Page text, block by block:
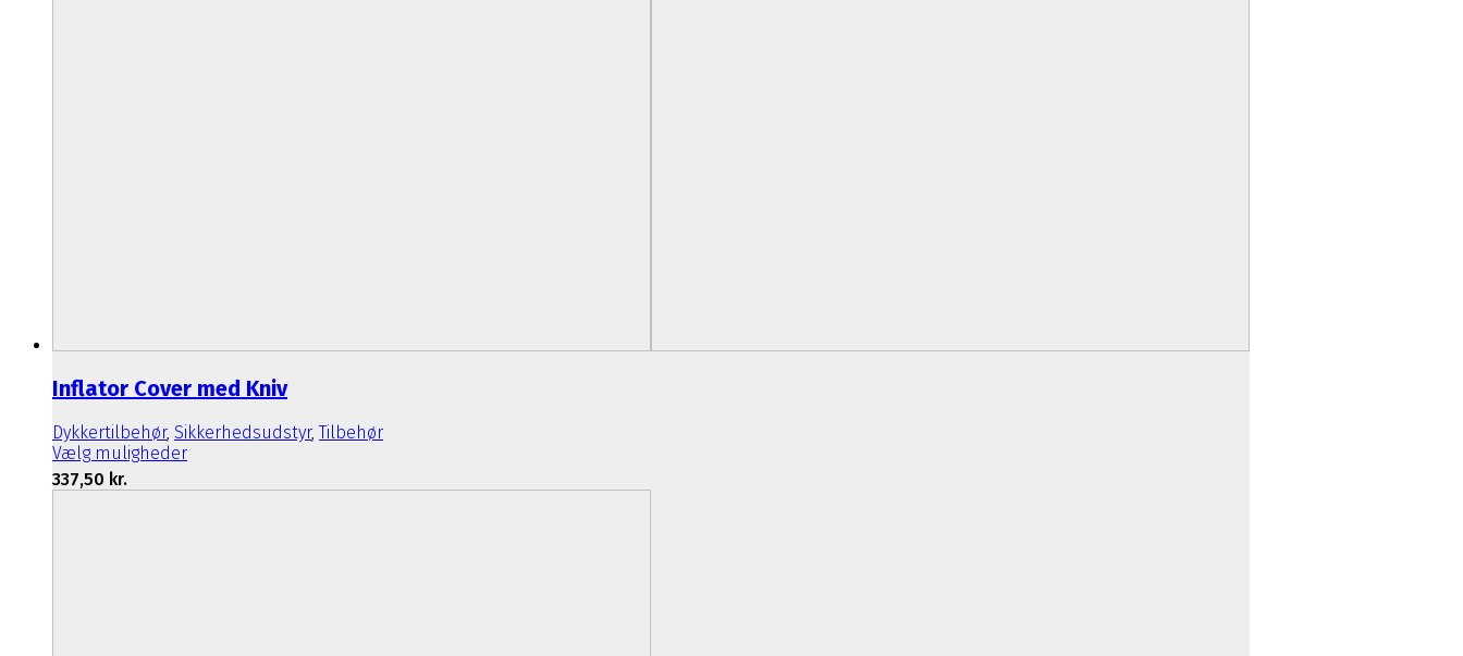
Inflator Cover med Kniv
Dykkertilbehør, Sikkerhedsudstyr,Tilbehør
Vælg mulighederDette
har
337,50 kr.